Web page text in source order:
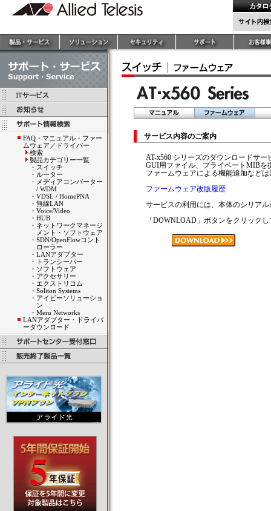
FAQ・マニュアル・ファー
ムウェア／ドライバー
検索
製品カテゴリー一覧
・ スイッチ
・ ルーター
・ メディアコンバーター
/ WDM
・ VDSL / HomePNA
・ 無線LAN
・ Voice/Video
・ HUB
・ ネットワークマネージ
メント・ソフトウェア
・ SDN/OpenFlowコント
ローラー
・ LANアダプター
・
トランシーバー
・ ソフトウェア
・ アクセサリー
・ エクストリコム
・ Soliton Systems
・ アイビーソリューショ
ン
・ Meru Networks
LANアダプター・ドライバ
ーダウンロード
サービス内容のご案内
AT-x560 シリーズのダウンロードサ
GUI用ファイル、プライベートMIBを
ファームウェアによる機能追加など
ファームウェア改版履歴
サービスの利用には、本体のシリア
「DOWNLOAD」ボタンをクリック